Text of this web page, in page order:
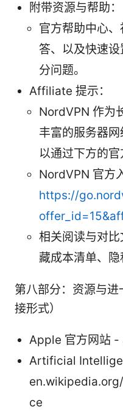
附带资源与帮助：
官方帮助中心
答、以及快速
分问题。
Affiliate 提示：
NordVPN 作为
丰富的服务器
以通过下方的
NordVPN 官方
https://
相关阅读与对
藏成本清单、隐
第八部分：资源与
接形式）
Apple 官方网站
Artificial
ce